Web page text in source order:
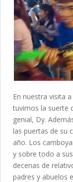
En nuestra visita
tuvimos la suerte
genial, Dy.
las puertas de su
año. Los
y sobre todo a
decenas de
padres y abuelos